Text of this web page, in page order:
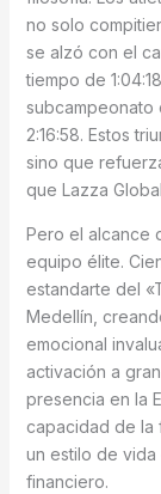
no solo
se alzó con el
tiempo de
subcampeonato
2:16:58. Estos
sino que
que Lazza
Pero el alcance
equipo élite.
estandarte del
Medellín,
emocional
activación a
presencia en la
capacidad de la
un estilo de
financiero.